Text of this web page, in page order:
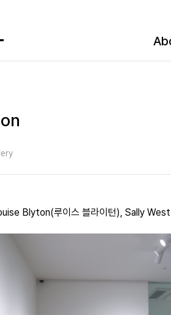
Blyton(루이스 블라이턴), Sally